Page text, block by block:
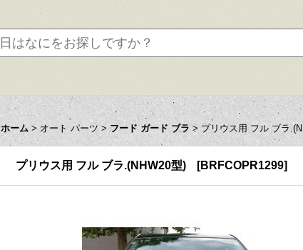
ホーム > オート パーツ > フード ガード ブラ > プリウス用 フル ブラ
プリウス用 フル ブラ.(NHW20型) [BRFCOPR1299]